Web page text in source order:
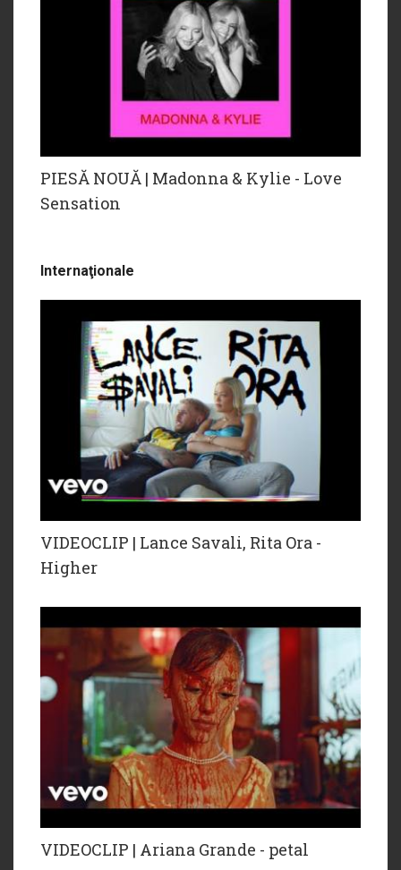
PIESĂ NOUĂ | Madonna & Kylie - Love
Sensation
Internaţionale
VIDEOCLIP | Lance Savali, Rita Ora -
Higher
VIDEOCLIP | Ariana Grande - petal